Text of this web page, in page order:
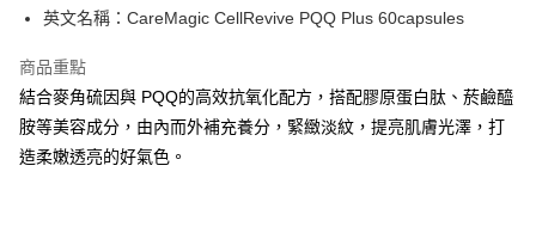
WeChat Pay
BoC Pay
送貨方式
順豐自助櫃 - 確認發貨後1-3個工作天送達
英文名稱：CareMagic CellRevive PQQ Plus 60capsules
商品重點
結合麥角硫因與 PQQ的高效抗氧化配方，搭配膠原蛋白肽、菸鹼醯
胺等美容成分，由內而外補充養分，緊緻淡紋，提亮肌膚光澤，打
造柔嫩透亮的好氣色。